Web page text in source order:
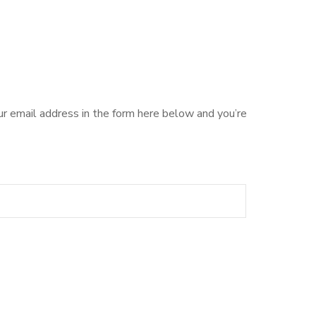
address in the form here below and you’re